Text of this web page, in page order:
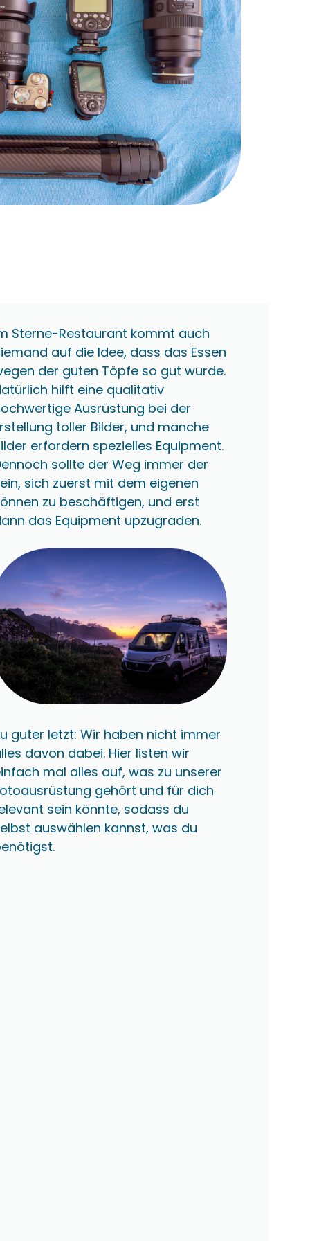
Sterne-Restaurant kommt auch
auf die Idee, dass das Essen
der guten Töpfe so gut wurde.
hilft eine qualitativ
Ausrüstung bei der
toller Bilder, und manche
erfordern spezielles Equipment.
sollte der Weg immer der
sich zuerst mit dem eigenen
zu beschäftigen, und erst
das Equipment upzugraden.
guter letzt: Wir haben nicht immer
davon dabei. Hier listen wir
mal alles auf, was zu unserer
gehört und für dich
sein könnte, sodass du
auswählen kannst, was du